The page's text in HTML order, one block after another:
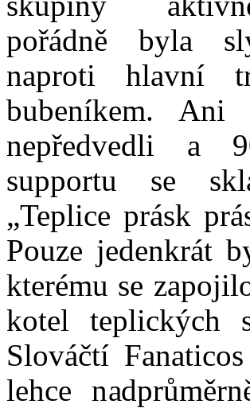
pořádně byla
naproti hlavní
bubeníkem.
nepředvedli a
supportu se
„Teplice prásk
Pouze jedenkrát
kterému se
kotel teplických
Slováčtí
lehce